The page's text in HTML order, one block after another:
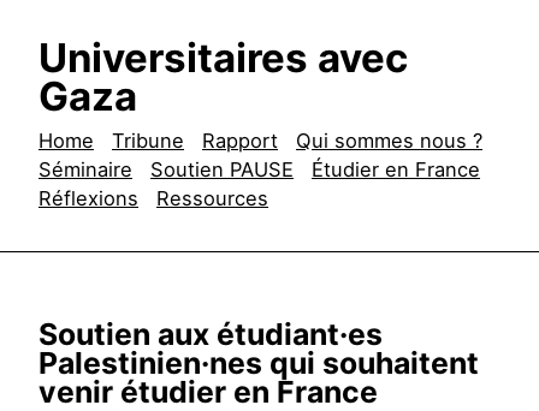
Universitaires avec
Gaza
Home Tribune Rapport
Qui sommes nous ?
Séminaire
Soutien PAUSE
Étudier en France
Réflexions
Ressources
Soutien aux étudiant·es
Palestinien·nes qui souhaitent
venir étudier en France